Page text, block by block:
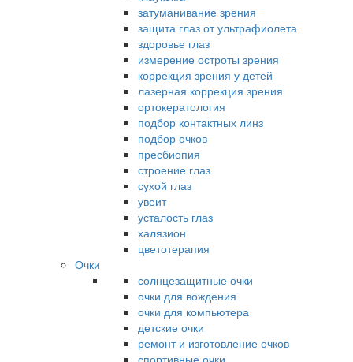
затуманивание зрения
защита глаз от ультрафиолета
здоровье глаз
измерение остроты зрения
коррекция зрения у детей
лазерная коррекция зрения
ортокератология
подбор контактных линз
подбор очков
пресбиопия
строение глаз
сухой глаз
увеит
усталость глаз
халязион
цветотерапия
Очки
солнцезащитные очки
очки для вождения
очки для компьютера
детские очки
ремонт и изготовление очков